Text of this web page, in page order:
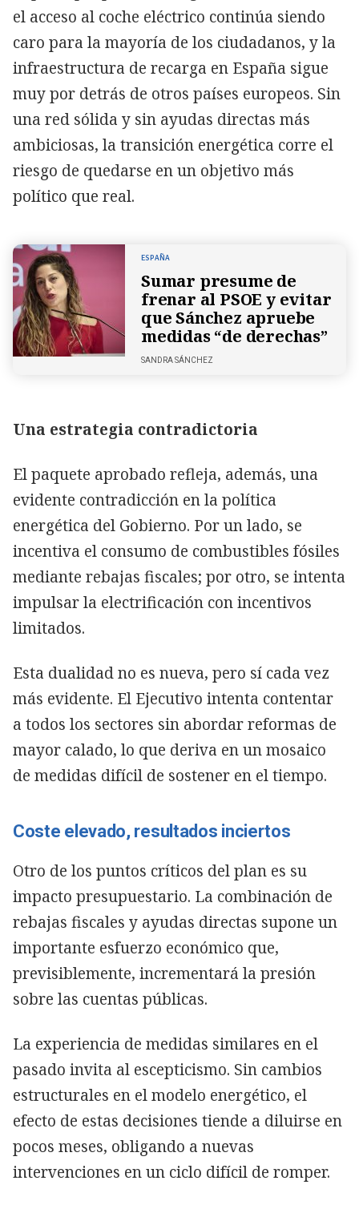
el acceso al coche eléctrico continúa siendo
caro para la mayoría de los ciudadanos, y la
infraestructura de recarga en España sigue
muy por detrás de otros países europeos. Sin
una red sólida y sin ayudas directas más
ambiciosas, la transición energética corre el
riesgo de quedarse en un objetivo más
político que real.
ESPAÑA
Sumar presume de
frenar al PSOE y evitar
que Sánchez apruebe
medidas “de derechas”
SANDRA SÁNCHEZ
Una estrategia contradictoria
El paquete aprobado refleja, además, una
evidente contradicción en la política
energética del Gobierno. Por un lado, se
incentiva el consumo de combustibles fósiles
mediante rebajas fiscales; por otro, se intenta
impulsar la electrificación con incentivos
limitados.
Esta dualidad no es nueva, pero sí cada vez
más evidente. El Ejecutivo intenta contentar
a todos los sectores sin abordar reformas de
mayor calado, lo que deriva en un mosaico
de medidas difícil de sostener en el tiempo.
Coste elevado, resultados inciertos
Otro de los puntos críticos del plan es su
impacto presupuestario. La combinación de
rebajas fiscales y ayudas directas supone un
importante esfuerzo económico que,
previsiblemente, incrementará la presión
sobre las cuentas públicas.
La experiencia de medidas similares en el
pasado invita al escepticismo. Sin cambios
estructurales en el modelo energético, el
efecto de estas decisiones tiende a diluirse en
pocos meses, obligando a nuevas
intervenciones en un ciclo difícil de romper.